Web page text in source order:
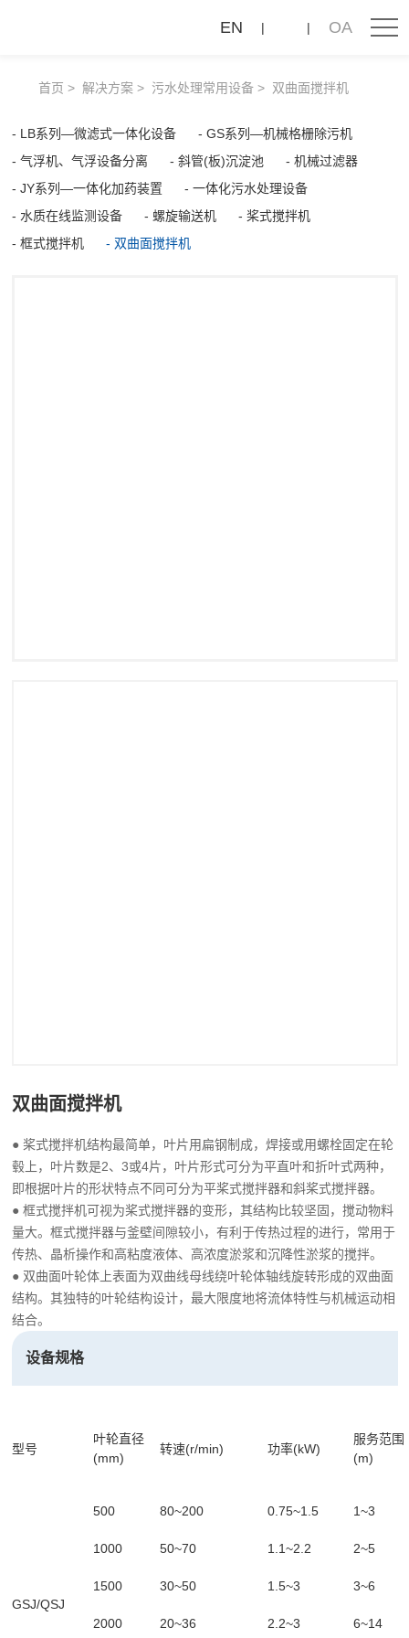
EN OA
拌
机
首页 解决方案 污水处理常用设备 双曲面搅拌机
LB系列—微滤式一体化设备
GS系列—机械格栅除污机
气浮机、气浮设备分离
斜管(板)沉淀池
机械过滤器
JY系列—一体化加药装置
一体化污水处理设备
水质在线监测设备
螺旋输送机
桨式搅拌机
框式搅拌机
双曲面搅拌机
双曲面搅拌机
● 桨式搅拌机结构最简单，叶片用扁钢制成，焊接或用螺栓固定在轮
毂上，叶片数是2、3或4片，叶片形式可分为平直叶和折叶式两种，
即根据叶片的形状特点不同可分为平桨式搅拌器和斜桨式搅拌器。
● 框式搅拌机可视为桨式搅拌器的变形，其结构比较坚固，搅动物料
量大。框式搅拌器与釜壁间隙较小，有利于传热过程的进行，常用于
传热、晶析操作和高粘度液体、高浓度淤浆和沉降性淤浆的搅拌。
● 双曲面叶轮体上表面为双曲线母线绕叶轮体轴线旋转形成的双曲面
结构。其独特的叶轮结构设计，最大限度地将流体特性与机械运动相
结合。
设备规格
型号
叶轮直径
(mm)
转速(r/min) 功率(kW)
服务范围
(m)
GSJ/QSJ
500 80~200 0.75~1.5 1~3
1000 50~70 1.1~2.2 2~5
1500 30~50 1.5~3 3~6
2000 20~36 2.2~3 6~14